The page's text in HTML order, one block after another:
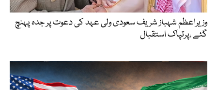
وزیراعظم شہباز شریف سعودی ولی عہد کی دعوت پر جدہ پہنچ
گئے ،پرتپاک استقبال